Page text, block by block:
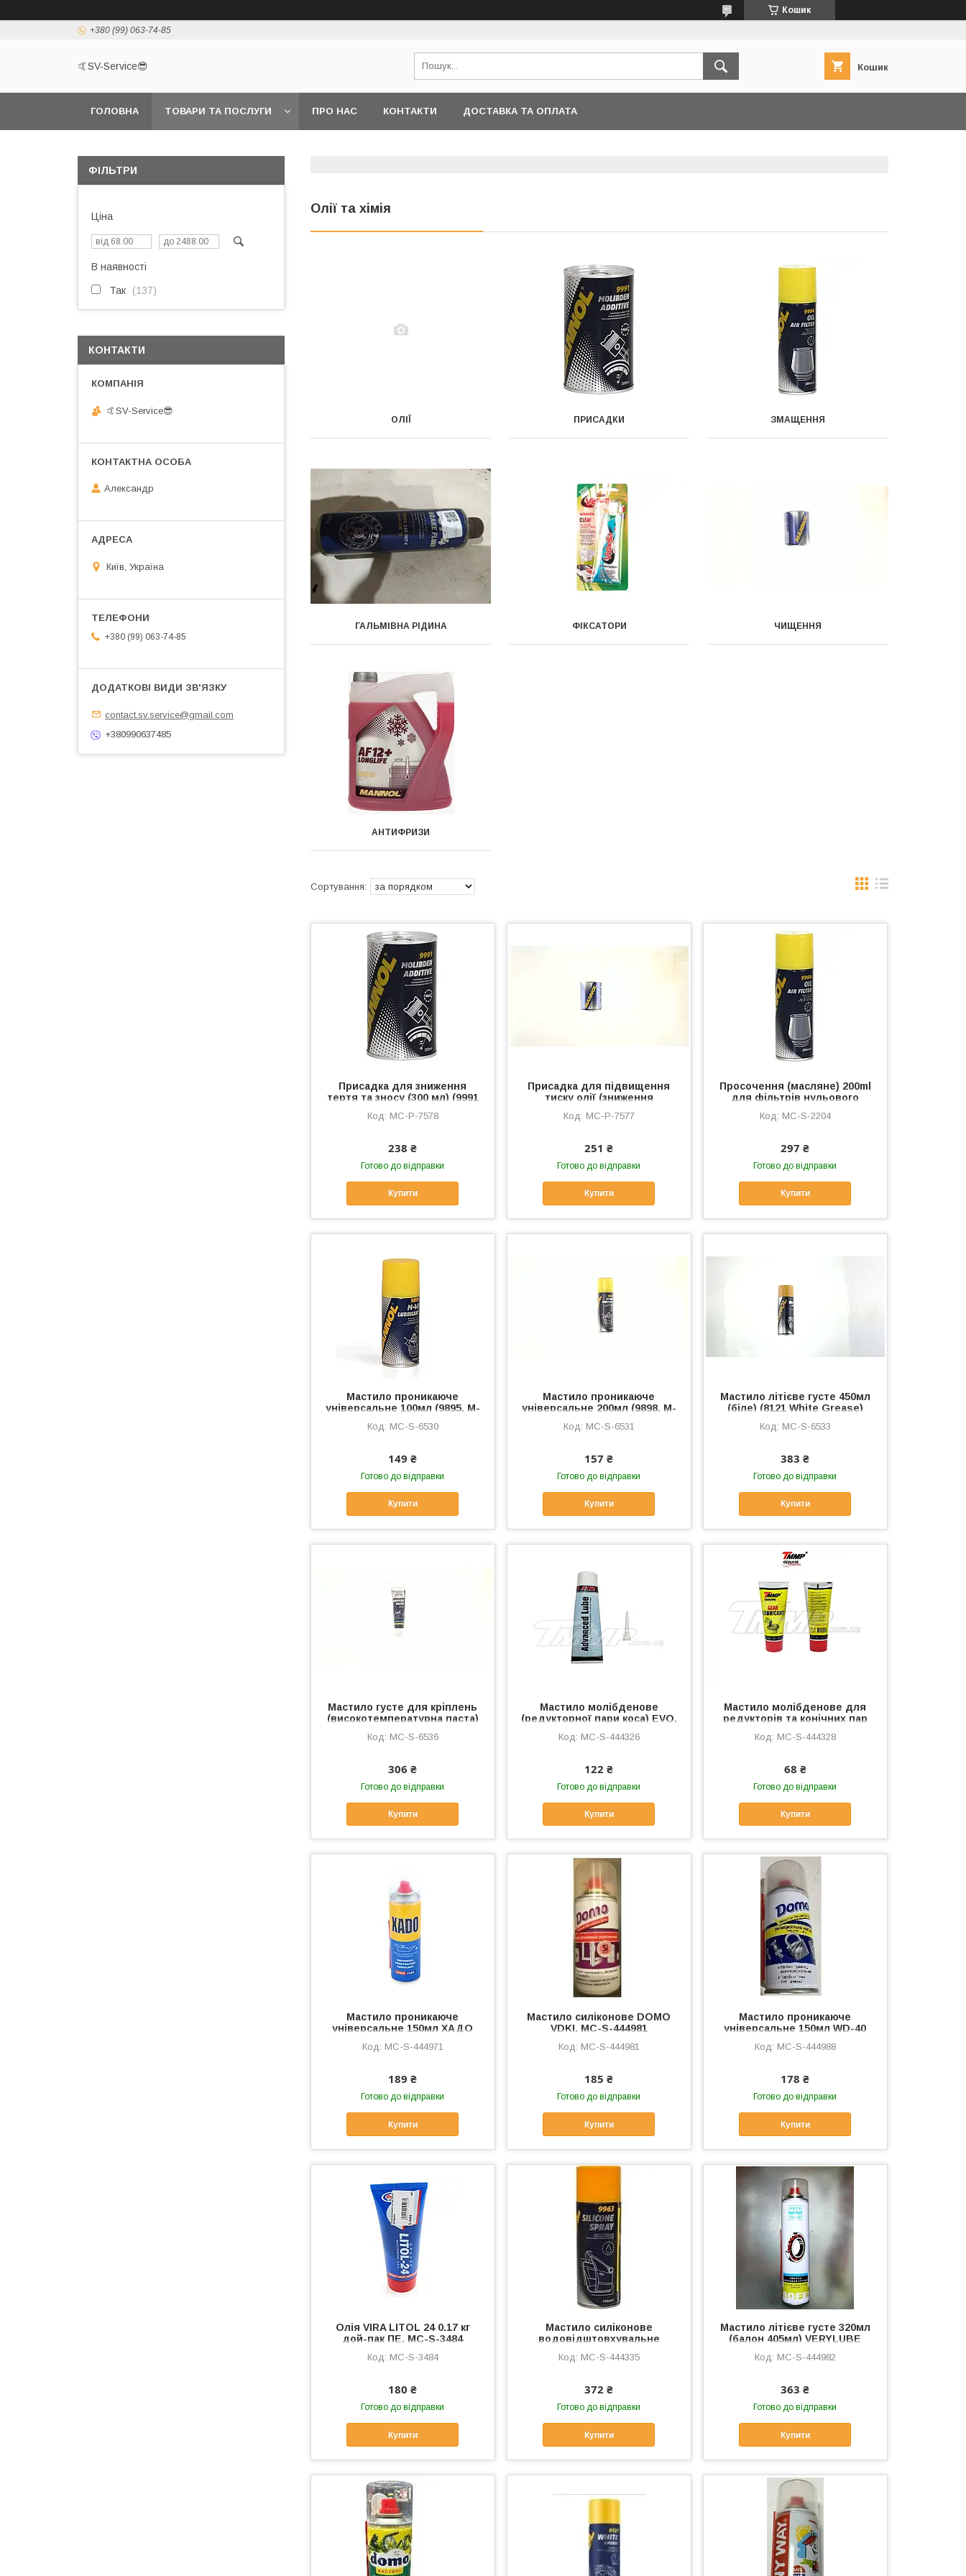
Кошик
+380 (99) 063-74-85
🤙SV-Service😎 Кошик
ГОЛОВНА ТОВАРИ ТА ПОСЛУГИ ПРО НАС КОНТАКТИ ДОСТАВКА ТА ОПЛАТА
Олії та хімія
ОЛІЇ ПРИСАДКИ ЗМАЩЕННЯ
ГАЛЬМІВНА РІДИНА ФІКСАТОРИ ЧИЩЕННЯ
АНТИФРИЗИ
Присадка для зниження
тертя та зносу (300 мл) (9991
MC-P-7578
MC-P-7578
238 ₴
Готово до відправки
Купити
Присадка для підвищення
тиску олії (зниження
Doctor) MANNOL, MC-P-7577
MC-P-7577
251 ₴
Готово до відправки
Купити
Просочення (масляне) 200ml
для фільтрів нульового
MC-S-2204
297 ₴
Готово до відправки
Купити
Мастило проникаюче
універсальне 100мл (9895, M-
6530
MC-S-6530
149 ₴
Готово до відправки
Купити
Мастило проникаюче
універсальне 200мл (9898, M-
6531
MC-S-6531
157 ₴
Готово до відправки
Купити
Мастило літієве густе 450мл
(біле) (8121 White Grease)
MC-S-6533
383 ₴
Готово до відправки
Купити
Мастило густе для кріплень
(високотемпературна паста)
MANNOL, MC-S-6536
MC-S-6536
306 ₴
Готово до відправки
Купити
Мастило молібденове
(редукторної пари коса) EVO,
MC-S-444326
122 ₴
Готово до відправки
Купити
Мастило молібденове для
редукторів та конічних пар
S-444328
MC-S-444328
68 ₴
Готово до відправки
Купити
Мастило проникаюче
універсальне 150мл ХАДО
MC-S-444971
189 ₴
Готово до відправки
Купити
Мастило силіконове DOMO
VDKI, MC-S-444981
MC-S-444981
185 ₴
Готово до відправки
Купити
Мастило проникаюче
універсальне 150мл WD-40
MC-S-444988
178 ₴
Готово до відправки
Купити
Олія VIRA LITOL 24 0.17 кг
дой-пак ПЕ, MC-S-3484
MC-S-3484
180 ₴
Готово до відправки
Купити
Мастило силіконове
водовідштовхувальне
Antistatisch MANNOL EVO,
MC-S-444335
372 ₴
Готово до відправки
Купити
Мастило літієве густе 320мл
(балон 405мл) VERYLUBE
MC-S-444982
363 ₴
Готово до відправки
Купити
ФІЛЬТРИ
Ціна
В наявності
Так 137
КОНТАКТИ
🤙SV-Service😎
Александр
Київ, Україна
+380 (99) 063-74-85
contact.sv.service@gmail.com
+380990637485